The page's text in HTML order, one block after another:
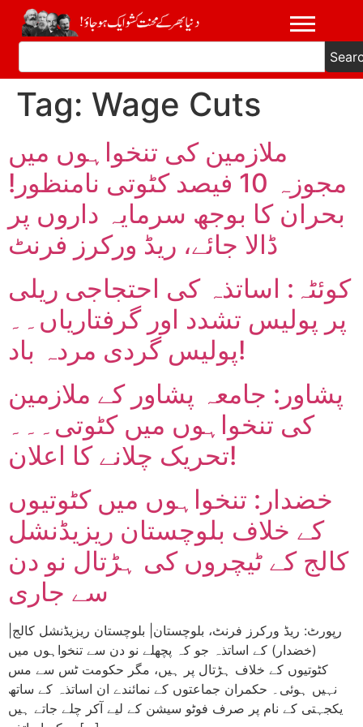
Tag: Wage Cuts
ملازمین کی تنخواہوں میں
مجوزہ 10 فیصد کٹوتی نامنظور!
بحران کا بوجھ سرمایہ داروں پر
ڈالا جائے، ریڈ ورکرز فرنٹ
کوئٹہ: اساتذہ کی احتجاجی ریلی
پر پولیس تشدد اور گرفتاریاں۔۔
پولیس گردی مردہ باد!
پشاور: جامعہ پشاور کے ملازمین
کی تنخواہوں میں کٹوتی۔۔۔
تحریک چلانے کا اعلان!
خضدار: تنخواہوں میں کٹوتیوں
کے خلاف بلوچستان ریزیڈنشل
کالج کے ٹیچروں کی ہڑتال نو دن
سے جاری
(خضدار) کے اساتذہ جو کہ پچھلے نو دن سے تنخواہوں میں
کٹوتیوں کے خلاف ہڑتال پر ہیں، مگر حکومت ٹس سے مس
نہیں ہوئی۔ حکمران جماعتوں کے نمائندے ان اساتذہ کے ساتھ
یکجہتی کے نام پر صرف فوٹو سیشن کے لیے آکر چلے جاتے ہیں